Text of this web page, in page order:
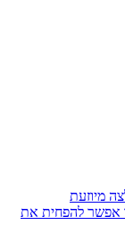
אפשר להפחית את